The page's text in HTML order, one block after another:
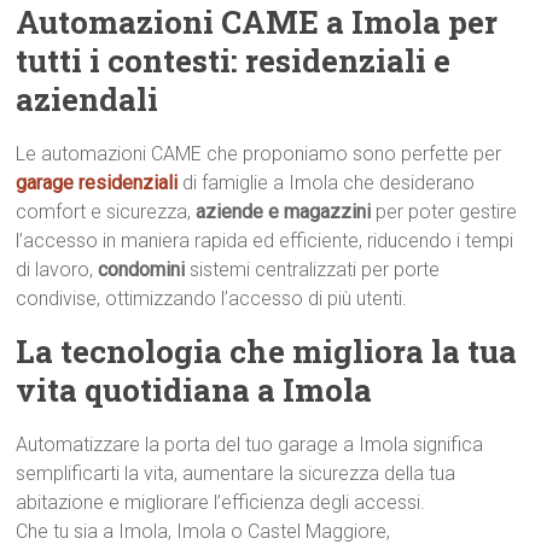
Automazioni CAME a Imola per
tutti i contesti: residenziali e
aziendali
Le automazioni CAME che proponiamo sono perfette per
garage residenziali di famiglie a Imola che desiderano
comfort e sicurezza,aziende e magazzini per poter gestire
l’accesso in maniera rapida ed efficiente, riducendo i tempi
di lavoro,condomini sistemi centralizzati per porte
condivise, ottimizzando l’accesso di più utenti.
La tecnologia che migliora la tua
vita quotidiana a Imola
Automatizzare la porta del tuo garage a Imola significa
semplificarti la vita, aumentare la sicurezza della tua
abitazione e migliorare l’efficienza degli accessi.
Che tu sia a Imola, Imola o Castel Maggiore,